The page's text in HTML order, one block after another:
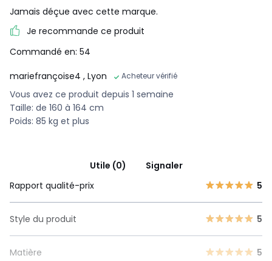
Jamais déçue avec cette marque.
Je recommande ce produit
Commandé en: 54
mariefrançoise4 , Lyon Acheteur vérifié
Vous avez ce produit depuis 1 semaine
Taille: de 160 à 164 cm
Poids: 85 kg et plus
Utile (0)
Signaler
Rapport qualité-prix
5
Style du produit 5
Matière 5